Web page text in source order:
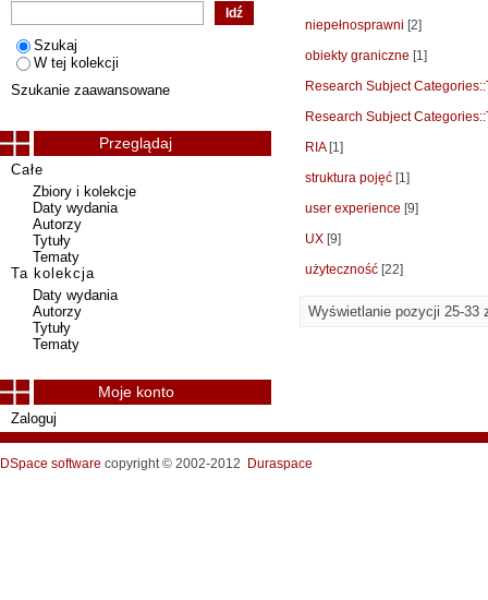
niepełnosprawni [2]
obiekty graniczne [1]
Research Subject
Research Subject
RIA[1]
struktura pojęć [1]
user experience [9]
UX [9]
użyteczność [22]
Wyświetlanie pozycji 25-33
Szukaj
W tej kolekcji
Szukanie zaawansowane
Przeglądaj
Całe
Zbiory i kolekcje
Daty wydania
Autorzy
Tytuły
Tematy
Ta kolekcja
Daty wydania
Autorzy
Tytuły
Tematy
Moje konto
Zaloguj
DSpace software copyright © 2002-2012 Duraspace